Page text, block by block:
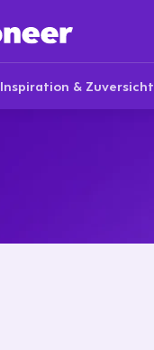
Inspiration & Zuversicht